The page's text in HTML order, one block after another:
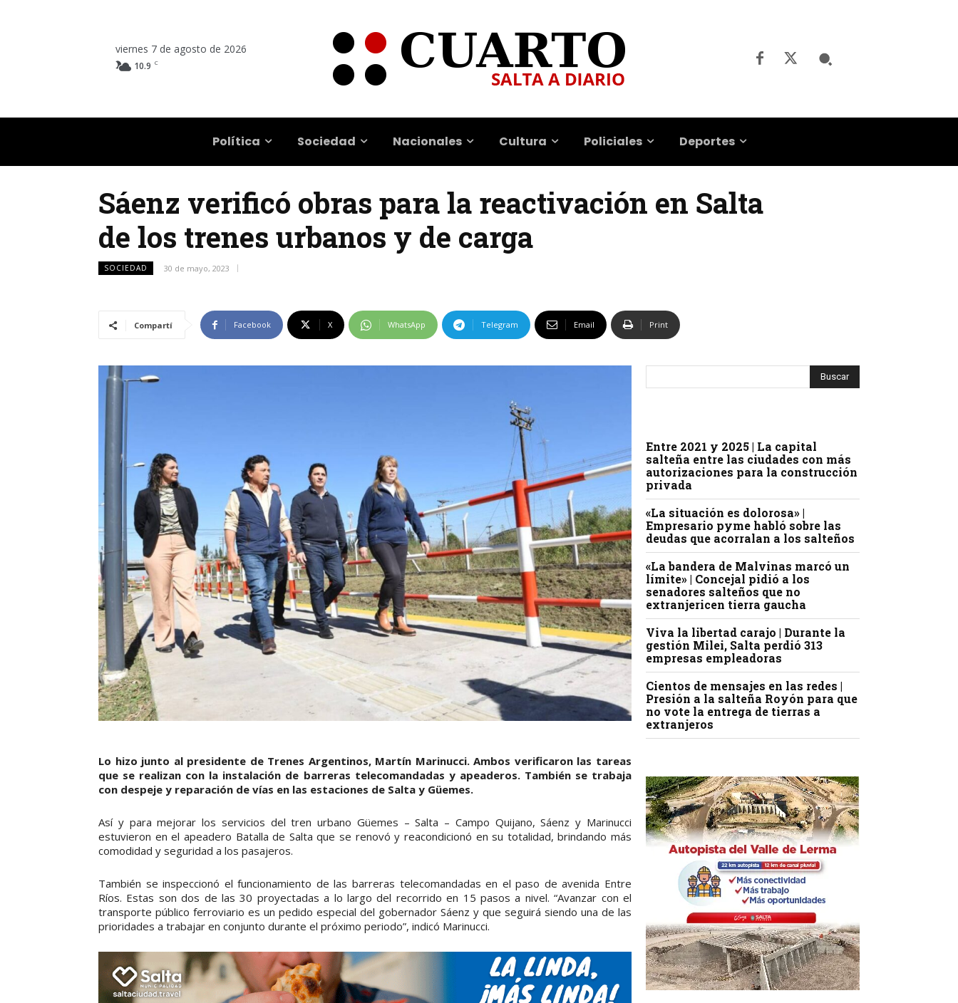
viernes 7 de agosto de 2026
10.9 C
Política Sociedad Nacionales Cultura Policiales Deportes
Sáenz verificó obras para la reactivación en Salta
de los trenes urbanos y de carga
SOCIEDAD 30 de mayo, 2023
Compartí Facebook X WhatsApp Telegram Email Print
Lo hizo junto al presidente de Trenes Argentinos, Martín Marinucci. Ambos verificaron las tareas
que se realizan con la instalación de barreras telecomandadas y apeaderos. También se trabaja
con despeje y reparación de vías en las estaciones de Salta y Güemes.
Así y para mejorar los servicios del tren urbano Güemes – Salta – Campo Quijano, Sáenz y Marinucci
estuvieron en el apeadero Batalla de Salta que se renovó y reacondicionó en su totalidad, brindando más
comodidad y seguridad a los pasajeros.
También se inspeccionó el funcionamiento de las barreras telecomandadas en el paso de avenida Entre
Ríos. Estas son dos de las 30 proyectadas a lo largo del recorrido en 15 pasos a nivel. “Avanzar con el
transporte público ferroviario es un pedido especial del gobernador Sáenz y que seguirá siendo una de las
prioridades a trabajar en conjunto durante el próximo periodo”, indicó Marinucci.
Entre 2021 y 2025 | La capital
salteña entre las ciudades con más
autorizaciones para la construcción
privada
«La situación es dolorosa» |
Empresario pyme habló sobre las
deudas que acorralan a los salteños
«La bandera de Malvinas marcó un
límite» | Concejal pidió a los
senadores salteños que no
extranjericen tierra gaucha
Viva la libertad carajo | Durante la
gestión Milei, Salta perdió 313
empresas empleadoras
Cientos de mensajes en las redes |
Presión a la salteña Royón para que
no vote la entrega de tierras a
extranjeros